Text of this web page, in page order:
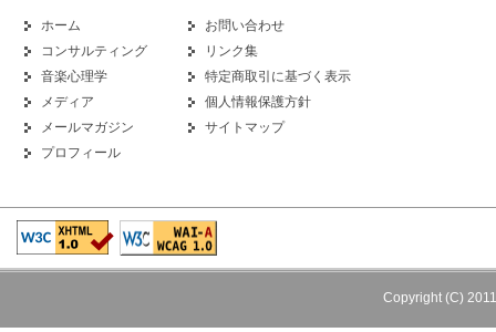
ホーム
コンサルティング
音楽心理学
メディア
メールマガジン
プロフィール
お問い合わせ
リンク集
特定商取引に基づく表示
個人情報保護方針
サイトマップ
Copyright (C)